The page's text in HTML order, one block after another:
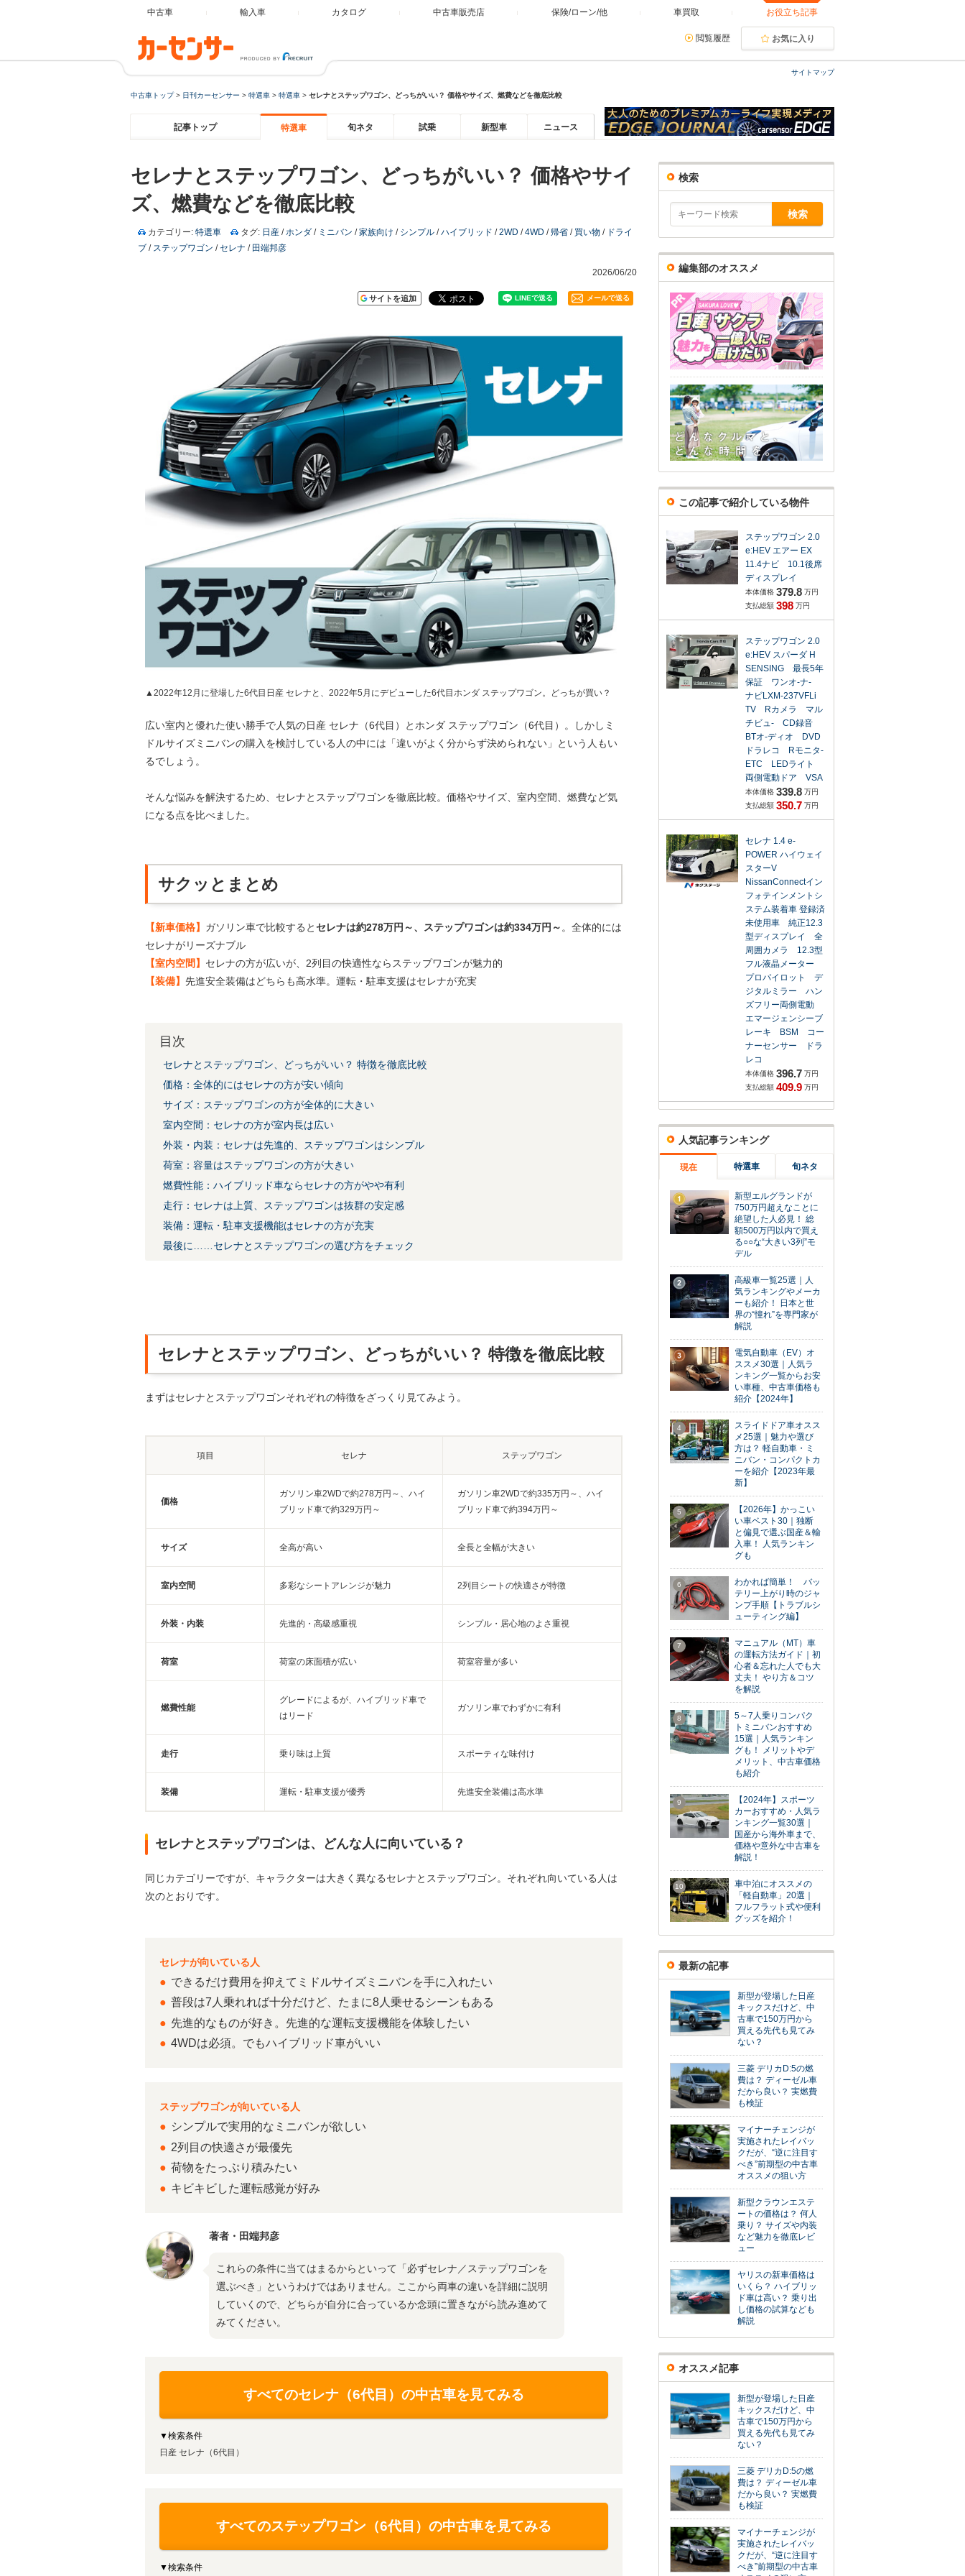
中古車 輸入車 カタログ 中古車販売店 保険/ローン/他 車買取 お役立ち記事
閲覧履歴 お気に入り
サイトマップ
中古車トップ> 日刊カーセンサー > 特選車 > 特選車 > セレナとステップワゴン、どっちがいい？ 価格やサイズ、燃費などを徹底比較
記事トップ 特選車 旬ネタ 試乗 新型車 ニュース
セレナとステップワゴン、どっちがいい？ 価格やサイ
ズ、燃費などを徹底比較
カテゴリー: 特選車 タグ: 日産 /ホンダ / ミニバン /家族向け / シンプル /ハイブリッド /2WD /4WD / 帰省 / 買い物 / ドライ
ブ / ステップワゴン /セレナ / 田端邦彦
2026/06/20
サイトを追加 メールで送る
▲2022年12月に登場した6代目日産 セレナと、2022年5月にデビューした6代目ホンダ ステップワゴン。どっちが買い？
広い室内と優れた使い勝手で人気の日産 セレナ（6代目）とホンダ ステップワゴン（6代目）。しかしミ
ドルサイズミニバンの購入を検討している人の中には「違いがよく分からず決められない」という人もい
るでしょう。
そんな悩みを解決するため、セレナとステップワゴンを徹底比較。価格やサイズ、室内空間、燃費など気
になる点を比べました。
サクッとまとめ
【新車価格】 ガソリン車で比較するとセレナは約278万円～、ステップワゴンは約334万円～ 。全体的には
セレナがリーズナブル
【室内空間】 セレナの方が広いが、2列目の快適性ならステップワゴンが魅力的
【装備】 先進安全装備はどちらも高水準。運転・駐車支援はセレナが充実
目次
セレナとステップワゴン、どっちがいい？ 特徴を徹底比較
価格：全体的にはセレナの方が安い傾向
サイズ：ステップワゴンの方が全体的に大きい
室内空間：セレナの方が室内長は広い
外装・内装：セレナは先進的、ステップワゴンはシンプル
荷室：容量はステップワゴンの方が大きい
燃費性能：ハイブリッド車ならセレナの方がやや有利
走行：セレナは上質、ステップワゴンは抜群の安定感
装備：運転・駐車支援機能はセレナの方が充実
最後に……セレナとステップワゴンの選び方をチェック
セレナとステップワゴン、どっちがいい？ 特徴を徹底比較
まずはセレナとステップワゴンそれぞれの特徴をざっくり見てみよう。
項目 セレナ ステップワゴン
価格
ガソリン車2WDで約278万円～、ハイ
ブリッド車で約329万円～
ガソリン車2WDで約335万円～、ハイ
ブリッド車で約394万円～
サイズ 全高が高い 全長と全幅が大きい
室内空間 多彩なシートアレンジが魅力 2列目シートの快適さが特徴
外装・内装 先進的・高級感重視 シンプル・居心地のよさ重視
荷室 荷室の床面積が広い 荷室容量が多い
燃費性能
グレードによるが、ハイブリッド車で
はリード
ガソリン車でわずかに有利
走行 乗り味は上質 スポーティな味付け
装備 運転・駐車支援が優秀 先進安全装備は高水準
セレナとステップワゴンは、どんな人に向いている？
同じカテゴリーですが、キャラクターは大きく異なるセレナとステップワゴン。それぞれ向いている人は
次のとおりです。
セレナが向いている人
● できるだけ費用を抑えてミドルサイズミニバンを手に入れたい
● 普段は7人乗れれば十分だけど、たまに8人乗せるシーンもある
● 先進的なものが好き。先進的な運転支援機能を体験したい
● 4WDは必須。でもハイブリッド車がいい
ステップワゴンが向いている人
● シンプルで実用的なミニバンが欲しい
● 2列目の快適さが最優先
● 荷物をたっぷり積みたい
● キビキビした運転感覚が好み
著者・田端邦彦
これらの条件に当てはまるからといって「必ずセレナ／ステップワゴンを
選ぶべき」というわけではありません。ここから両車の違いを詳細に説明
していくので、どちらが自分に合っているか念頭に置きながら読み進めて
みてください。
すべてのセレナ（6代目）の中古車を見てみる
▼検索条件
日産 セレナ（6代目）
すべてのステップワゴン（6代目）の中古車を見てみる
▼検索条件
検索
編集部のオススメ
この記事で紹介している物件
ステップワゴン 2.0
e:HEV エアー EX
11.4ナビ 10.1後席
ディスプレイ
本体価格 379.8 万円
支払総額 398 万円
ステップワゴン 2.0
e:HEV スパーダ H
SENSING 最長5年
保証 ワンオ-ナ-
ナビLXM-237VFLi
TV Rカメラ マル
チビュ- CD録音
BTオ-ディオ DVD
ドラレコ Rモニタ-
ETC LEDライト
両側電動ドア VSA
本体価格 339.8 万円
支払総額 350.7 万円
セレナ 1.4 e-
POWER ハイウェイ
スターV
NissanConnectイン
フォテインメントシ
ステム装着車 登録済
未使用車 純正12.3
型ディスプレイ 全
周囲カメラ 12.3型
フル液晶メーター
プロパイロット デ
ジタルミラー ハン
ズフリー両側電動
エマージェンシーブ
レーキ BSM コー
ナーセンサー ドラ
レコ
本体価格 396.7 万円
支払総額 409.9 万円
人気記事ランキング
現在 特選車 旬ネタ
1
新型エルグランドが
750万円超えなことに
絶望した人必見！ 総
額500万円以内で買え
る○○な“大きい3列”モ
デル
2
高級車一覧25選｜人
気ランキングやメーカ
ーも紹介！ 日本と世
界の“憧れ”を専門家が
解説
3
電気自動車（EV）オ
ススメ30選｜人気ラ
ンキング一覧からお安
い車種、中古車価格も
紹介【2024年】
4
スライドドア車オスス
メ25選｜魅力や選び
方は？ 軽自動車・ミ
ニバン・コンパクトカ
ーを紹介【2023年最
新】
5
【2026年】かっこい
い車ベスト30｜独断
と偏見で選ぶ国産＆輸
入車！ 人気ランキン
グも
6
わかれば簡単！ バッ
テリー上がり時のジャ
ンプ手順【トラブルシ
ューティング編】
7
マニュアル（MT）車
の運転方法ガイド｜初
心者＆忘れた人でも大
丈夫！ やり方＆コツ
を解説
8
5～7人乗りコンパク
トミニバンおすすめ
15選｜人気ランキン
グも！ メリットやデ
メリット、中古車価格
も紹介
9
【2024年】スポーツ
カーおすすめ・人気ラ
ンキング一覧30選｜
国産から海外車まで、
価格や意外な中古車を
解説！
10
車中泊にオススメの
「軽自動車」20選｜
フルフラット式や便利
グッズを紹介！
最新の記事
新型が登場した日産
キックスだけど、中
古車で150万円から
買える先代も見てみ
ない？
三菱 デリカD:5の燃
費は？ ディーゼル車
だから良い？ 実燃費
も検証
マイナーチェンジが
実施されたレイバッ
クだが、“逆に注目す
べき”前期型の中古車
オススメの狙い方
新型クラウンエステ
ートの価格は？ 何人
乗り？ サイズや内装
など魅力を徹底レビ
ュー
ヤリスの新車価格は
いくら？ ハイブリッ
ド車は高い？ 乗り出
し価格の試算なども
解説
オススメ記事
新型が登場した日産
キックスだけど、中
古車で150万円から
買える先代も見てみ
ない？
三菱 デリカD:5の燃
費は？ ディーゼル車
だから良い？ 実燃費
も検証
マイナーチェンジが
実施されたレイバッ
クだが、“逆に注目す
べき”前期型の中古車